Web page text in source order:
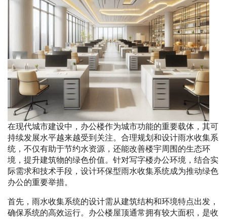
在现代城市建设中，办公楼作为城市功能的重要载体，其可
持续发展水平越来越受到关注。合理规划和设计雨水收集系
统，不仅有助于节约水资源，还能改善楼宇周围的生态环
境，提升建筑物的绿色价值。针对写字楼办公环境，结合实
际需求和技术手段，设计环保型雨水收集系统成为推动绿色
办公的重要举措。
首先，雨水收集系统的设计需从建筑结构和环境特点出发，
确保系统的高效运行。办公楼屋顶通常拥有较大面积，是收